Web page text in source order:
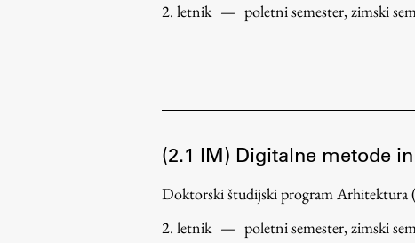
2. letnik — poletni semester, zimski
(2.1 IM) Digitalne metode
Doktorski študijski program Arhitektura
2. letnik — poletni semester, zimski